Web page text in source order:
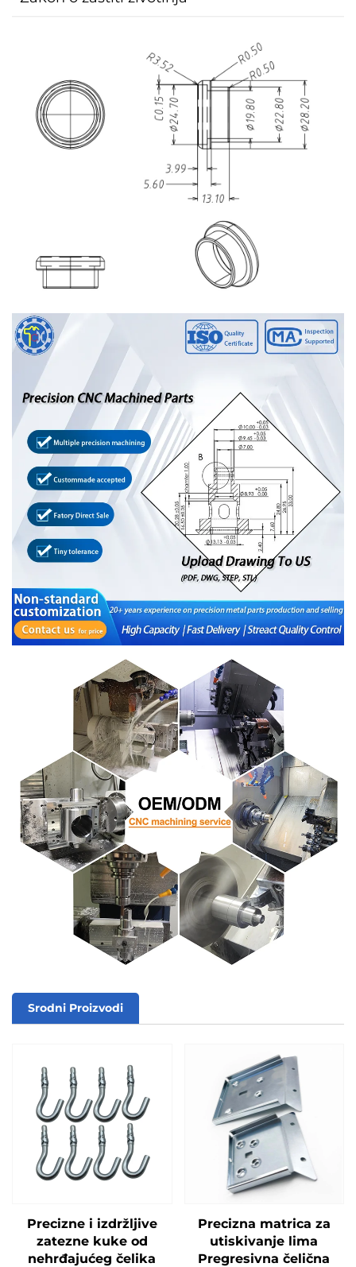
Srodni Proizvodi
Precizne i izdržljive
zatezne kuke od
nehrđajućeg čelika
Precizna matrica za
utiskivanje lima
Pregresivna čelična